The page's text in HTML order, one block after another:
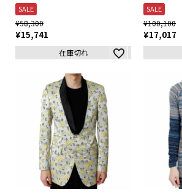
SALE
¥58,300
¥15,741
在庫切れ
SALE
¥100,100
¥17,017